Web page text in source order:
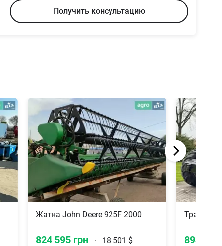
Получить консультацию
Жатка John Deere 925F 2000
824 595 грн · 18 501 $
Трактор
893 447